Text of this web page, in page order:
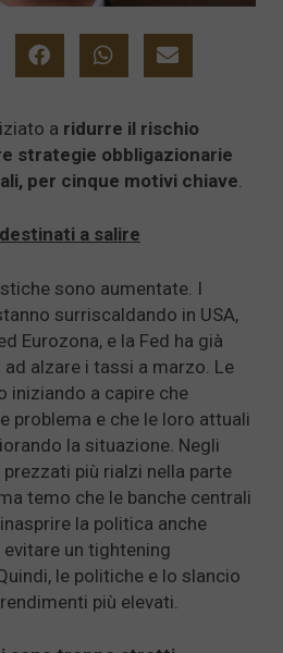
a ridurre il rischio
strategie obbligazionarie
per cinque motivi chiave
a salire
sono aumentate. I
surriscaldando in USA,
Eurozona, e la Fed ha già
alzare i tassi a marzo. Le
iniziando a capire che
problema e che le loro attuali
la situazione. Negli
più rialzi nella parte
temo che le banche centrali
la politica anche
un tightening
le politiche e lo slancio
più elevati.